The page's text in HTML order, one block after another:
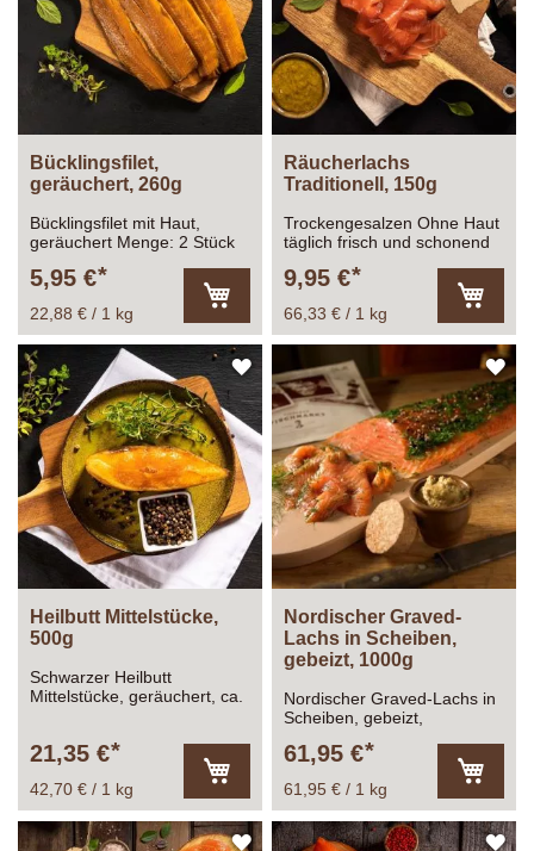
Bücklingsfilet,
geräuchert, 260g
Bücklingsfilet mit Haut,
geräuchert Menge: 2 Stück
wiegt ca. 130g
5,95 €
22,88 € / 1 kg
den
Warenkorb
Räucherlachs
Traditionell, 150g
Trockengesalzen Ohne Haut
täglich frisch und schonend
9,95 €
66,33 € / 1 kg
den
ZUR
WUNSCHLISTE
HINZUFÜGEN
Heilbutt Mittelstücke,
500g
Schwarzer Heilbutt
Mittelstücke, geräuchert, ca.
21,35 €
42,70 € / 1 kg
den
Warenkorb
Nordischer Graved-
Lachs in Scheiben,
gebeizt, 1000g
Nordischer Graved-Lachs in
Scheiben, gebeizt,
ca.1000g
61,95 €
61,95 € / 1 kg
den
ZUR